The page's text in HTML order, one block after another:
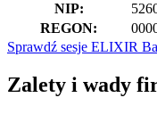
NIP:
REGON:
Sprawdź sesje ELIXIR
Zalety i wady